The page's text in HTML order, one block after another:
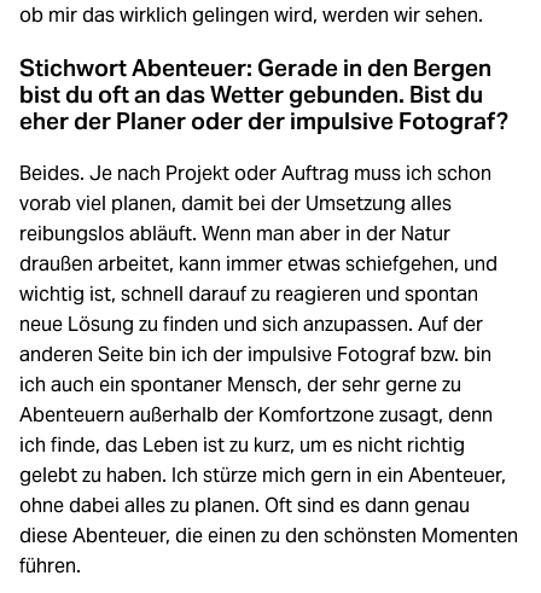
ob mir das wirklich gelingen wird, werden wir sehen.
Stichwort Abenteuer: Gerade in den Bergen
bist du oft an das Wetter gebunden. Bist du
eher der Planer oder der impulsive Fotograf?
Beides. Je nach Projekt oder Auftrag muss ich schon
vorab viel planen, damit bei der Umsetzung alles
reibungslos abläuft. Wenn man aber in der Natur
draußen arbeitet, kann immer etwas schiefgehen, und
wichtig ist, schnell darauf zu reagieren und spontan
neue Lösung zu finden und sich anzupassen. Auf der
anderen Seite bin ich der impulsive Fotograf bzw. bin
ich auch ein spontaner Mensch, der sehr gerne zu
Abenteuern außerhalb der Komfortzone zusagt, denn
ich finde, das Leben ist zu kurz, um es nicht richtig
gelebt zu haben. Ich stürze mich gern in ein Abenteuer,
ohne dabei alles zu planen. Oft sind es dann genau
diese Abenteuer, die einen zu den schönsten Momenten
führen.